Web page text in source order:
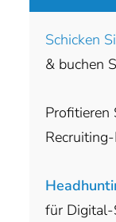
Schicken
& buchen
Profitieren
für Digital-